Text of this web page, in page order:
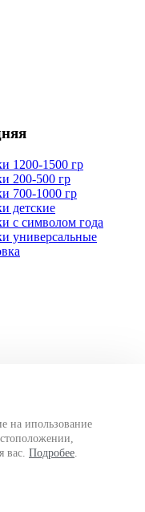
на ипользование
вас. Подробее.
1200-1500 гр
200-500 гр
700-1000 гр
детские
с символом года
универсальные
гр
700 гр